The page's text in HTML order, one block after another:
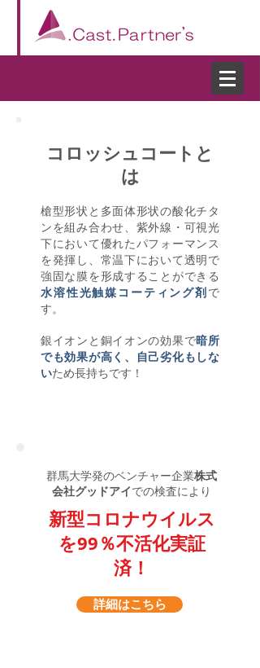
コロッシュコートと
は
槍型形状と多面体形状の酸化チタ
ンを組み合わせ、紫外線・可視光
下において優れたパフォーマンス
を発揮し、常温下において透明で
強固な膜を形成することができる
水溶性光触媒コーティング剤で
す。
銀イオンと銅イオンの効果で暗所
でも効果が高く、自己劣化もしな
いため長持ちです！
群馬大学発のベンチャー企業株式
会社グッドアイでの検査により
新型コロナウイルス
を99％不活化実証
済！
詳細はこちら